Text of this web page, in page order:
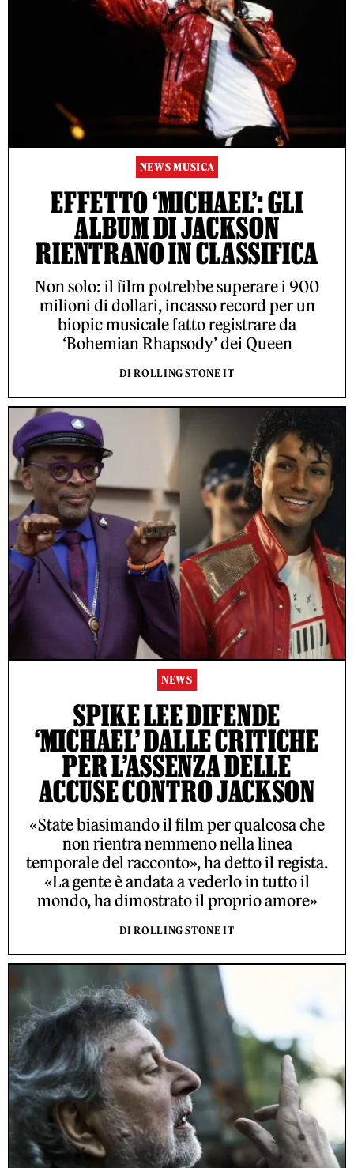
NEWS MUSICA
EFFETTO ‘MICHAEL’: GLI
ALBUM DI JACKSON
RIENTRANO IN CLASSIFICA
Non solo: il film potrebbe superare i 900
milioni di dollari, incasso record per un
biopic musicale fatto registrare da
‘Bohemian Rhapsody’ dei Queen
DI ROLLING STONE IT
NEWS
SPIKE LEE DIFENDE
‘MICHAEL’ DALLE CRITICHE
PER L’ASSENZA DELLE
ACCUSE CONTRO JACKSON
«State biasimando il film per qualcosa che
non rientra nemmeno nella linea
temporale del racconto», ha detto il regista.
«La gente è andata a vederlo in tutto il
mondo, ha dimostrato il proprio amore»
DI ROLLING STONE IT